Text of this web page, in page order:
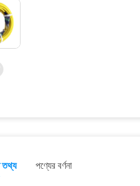
তথ্য পণ্যের বর্ণনা